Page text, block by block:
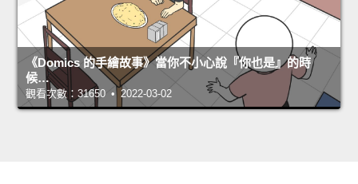
《Domics 的手繪故事》當你不小心說『你也是』的時
候…
觀看次數：31650 • 2022-03-02